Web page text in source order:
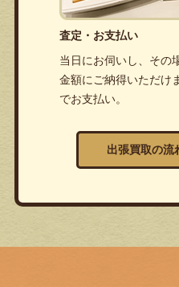
査定・お支払い
当日にお伺いし、その
金額にご納得いただけ
でお支払い。
出張買取の流